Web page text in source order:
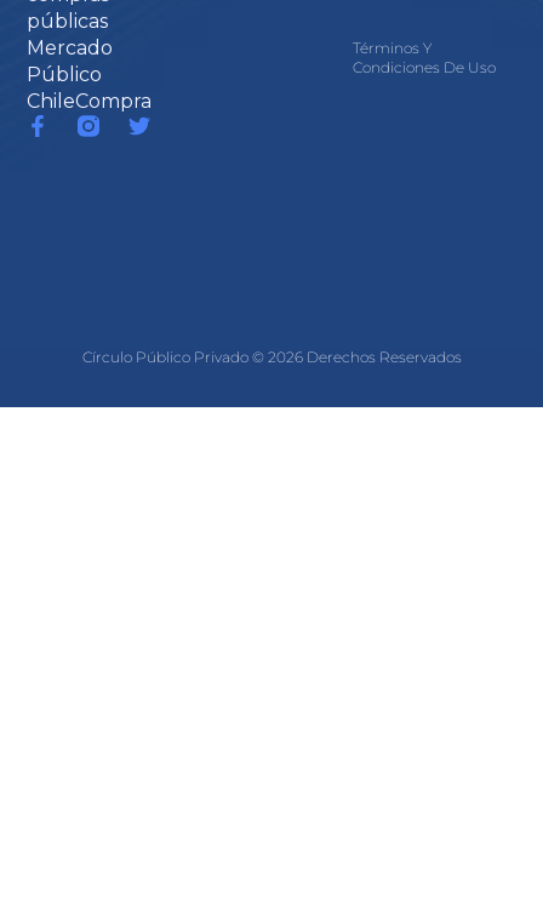
públicas
Mercado
Público
ChileCompra
Términos Y
Condiciones De Uso
Círculo Público Privado © 2026 Derechos Reservados